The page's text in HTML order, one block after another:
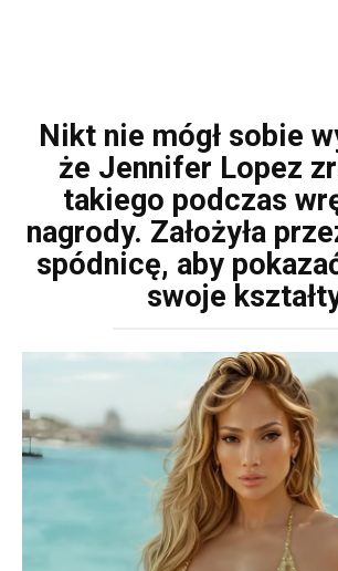
Nikt nie mógł sobie
że Jennifer Lopez
takiego podczas
nagrody. Założyła
spódnicę, aby
swoje